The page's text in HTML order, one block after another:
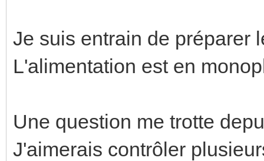
Je suis entrain de préparer
L'alimentation est en
Une question me trotte
J'aimerais contrôler